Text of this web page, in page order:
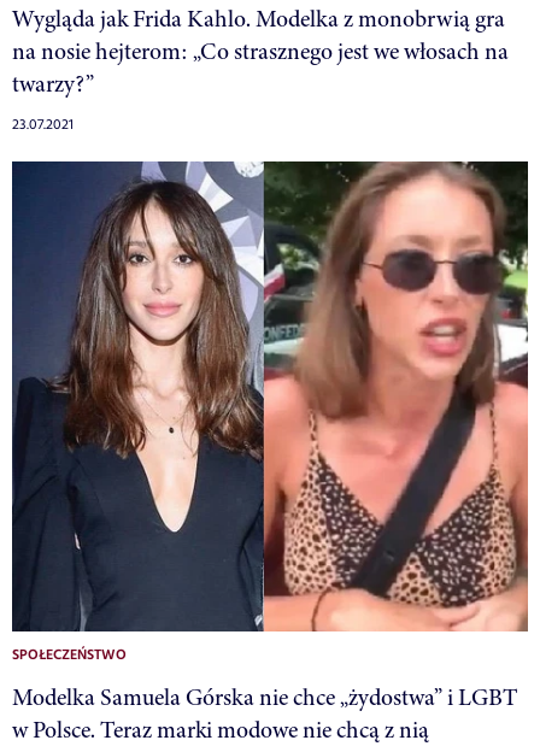
Wygląda jak Frida Kahlo. Modelka z monobrwią gra
na nosie hejterom: „Co strasznego jest we włosach na
twarzy?”
23.07.2021
SPOŁECZEŃSTWO
Modelka Samuela Górska nie chce „żydostwa” i LGBT
w Polsce. Teraz marki modowe nie chcą z nią